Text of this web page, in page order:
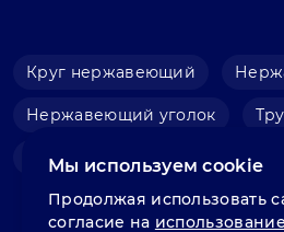
Круг нержавеющий
Нержавеющий уголок
Фольга нержавеющая
Мы используем cookie
Продолжая использовать
согласие на